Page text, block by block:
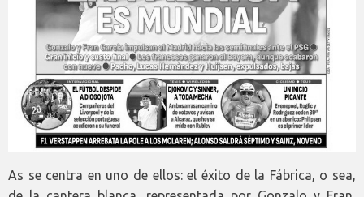
As se centra en uno de ellos: el éxito de la Fábrica, o sea,